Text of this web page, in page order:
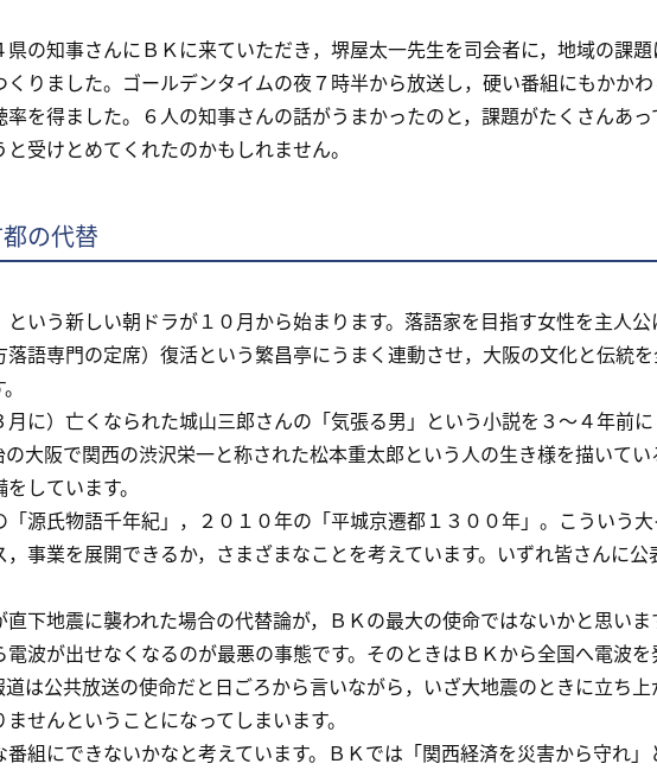
の知事さんにＢＫに来ていただき，堺屋太一先生を司会者に，地域の課
くりました。ゴールデンタイムの夜７時半から放送し，硬い番組にもかか
を得ました。６人の知事さんの話がうまかったのと，課題がたくさんあっ
受けとめてくれたのかもしれません。
の代替
いう新しい朝ドラが１０月から始まります。落語家を目指す女性を主人公
落語専門の定席）復活という繁昌亭にうまく連動させ，大阪の文化と伝統
に）亡くなられた城山三郎さんの「気張る男」という小説を３～４年前
大阪で関西の渋沢栄一と称された松本重太郎という人の生き様を描いて
しています。
源氏物語千年紀」，２０１０年の「平城京遷都１３００年」。こういう
，事業を展開できるか，さまざまなことを考えています。いずれ皆さんに公
下地震に襲われた場合の代替論が，ＢＫの最大の使命ではないかと思いま
波が出せなくなるのが最悪の事態です。そのときはＢＫから全国へ電波
は公共放送の使命だと日ごろから言いながら，いざ大地震のときに立ち
せんということになってしまいます。
組にできないかなと考えています。ＢＫでは「関西経済を災害から守れ」